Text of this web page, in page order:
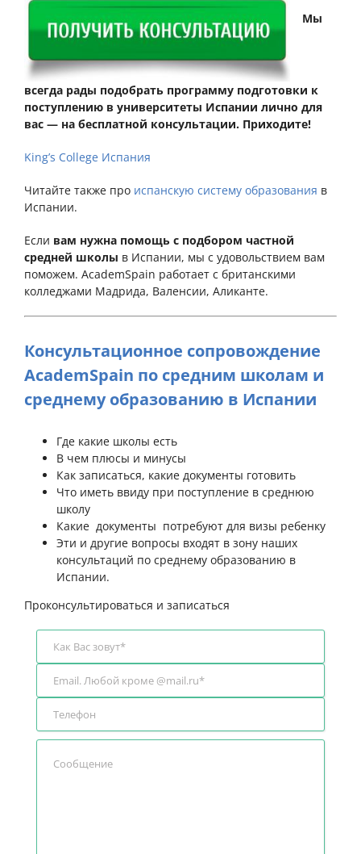
Мы
всегда рады подобрать программу подготовки к
поступлению в университеты Испании лично для
вас — на бесплатной консультации. Приходите!
King’s College Испания
Читайте также про испанскую систему образования в
Испании.
Если вам нужна помощь с подбором частной
средней школы в Испании, мы с удовольствием вам
поможем. AcademSpain работает с британскими
колледжами Мадрида, Валенсии, Аликанте.
Консультационное сопровождение
AcademSpain по средним школам и
среднему образованию в Испании
Где какие школы есть
В чем плюсы и минусы
Как записаться, какие документы готовить
Что иметь ввиду при поступление в среднюю
школу
Какие документы потребуют для визы ребенку
Эти и другие вопросы входят в зону наших
консультаций по среднему образованию в
Испании.
Проконсультироваться и записаться